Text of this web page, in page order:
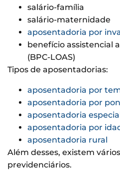
salário-família
salário-maternidade
aposentadoria por
benefício assistencial
(BPC-LOAS)
Tipos de aposentadorias:
aposentadoria por
aposentadoria por
aposentadoria
aposentadoria por
aposentadoria rural
Além desses, existem
previdenciários.